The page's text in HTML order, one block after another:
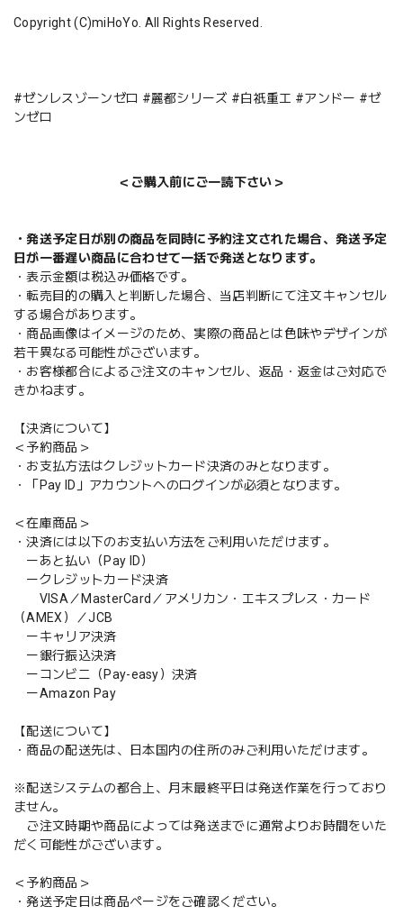
Copyright (C)miHoYo. All Rights Reserved.
#ゼンレスゾーンゼロ #麗都シリーズ #白祇重工 #アンドー #ゼ
ンゼロ
＜ご購入前にご一読下さい＞
・発送予定日が別の商品を同時に予約注文された場合、発送予定
日が一番遅い商品に合わせて一括で発送となります。
・表示金額は税込み価格です。
・転売目的の購入と判断した場合、当店判断にて注文キャンセル
する場合があります。
・商品画像はイメージのため、実際の商品とは色味やデザインが
若干異なる可能性がございます。
・お客様都合によるご注文のキャンセル、返品・返金はご対応で
きかねます。
【決済について】
＜予約商品＞
・お支払方法はクレジットカード決済のみとなります。
・「Pay ID」アカウントへのログインが必須となります。
＜在庫商品＞
・決済には以下のお支払い方法をご利用いただけます。
ーあと払い（Pay ID）
ークレジットカード決済
VISA／MasterCard／アメリカン・エキスプレス・カード
（AMEX）／JCB
ーキャリア決済
ー銀行振込決済
ーコンビニ（Pay-easy）決済
ーAmazon Pay
【配送について】
・商品の配送先は、日本国内の住所のみご利用いただけます。
※配送システムの都合上、月末最終平日は発送作業を行っており
ません。
ご注文時期や商品によっては発送までに通常よりお時間をいた
だく可能性がございます。
＜予約商品＞
・発送予定日は商品ページをご確認ください。